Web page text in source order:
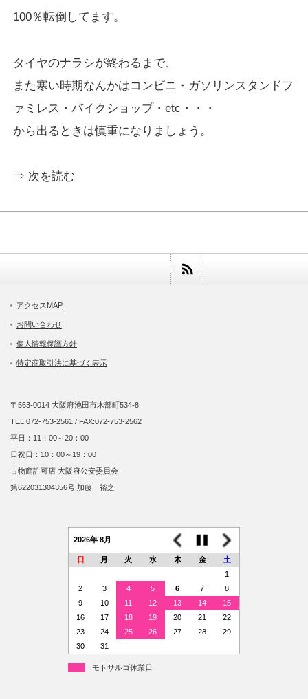
100％転倒してます。
タイヤのナラシが終わるまで、
また寒い時期なんかはコンビニ・ガソリンスタンドフ
ァミレス・バイクショップ・etc・・・
から出るときは慎重になりましょう。
⇒ 次を読む
アクセスMAP
お問い合わせ
個人情報保護方針
特定商取引法に基づく表示
〒563-0014 大阪府池田市木部町534-8
TEL:072-753-2561 / FAX:072-753-2562
平日：11：00～20：00
日祝日：10：00～19：00
古物商許可店 大阪府公安委員会
第622031304356号 加藤 裕之
2026年 8月
日 月 火 水 木 金
土
1
2
3 4 5 6 7
8
9
10 11 12 13 14
15
16
17 18 19 20 21
22
23
24 25 26 27 28
29
30
31
モトサルゴ休業日